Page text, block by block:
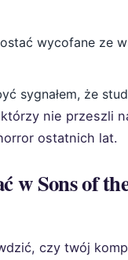
wycofane ze
sygnałem, że
nie przeszli
ostatnich lat.
w Sons of
czy twój